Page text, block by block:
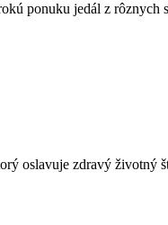
ponuku jedál z
oslavuje zdravý životný